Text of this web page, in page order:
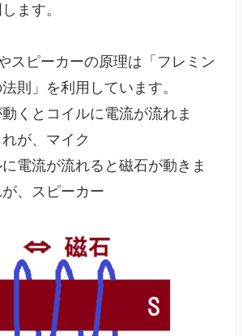
ます。
ピーカーの原理は「 フレミン
則」を利用しています。
とコイルに電流が流れま
れが、マイク
流が流れると磁石が動きま
、スピーカー